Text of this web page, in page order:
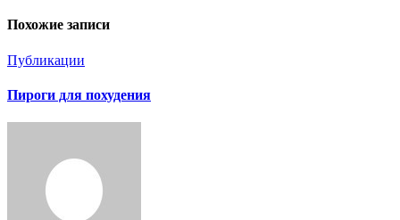
Похожие записи
Публикации
Пироги для похудения